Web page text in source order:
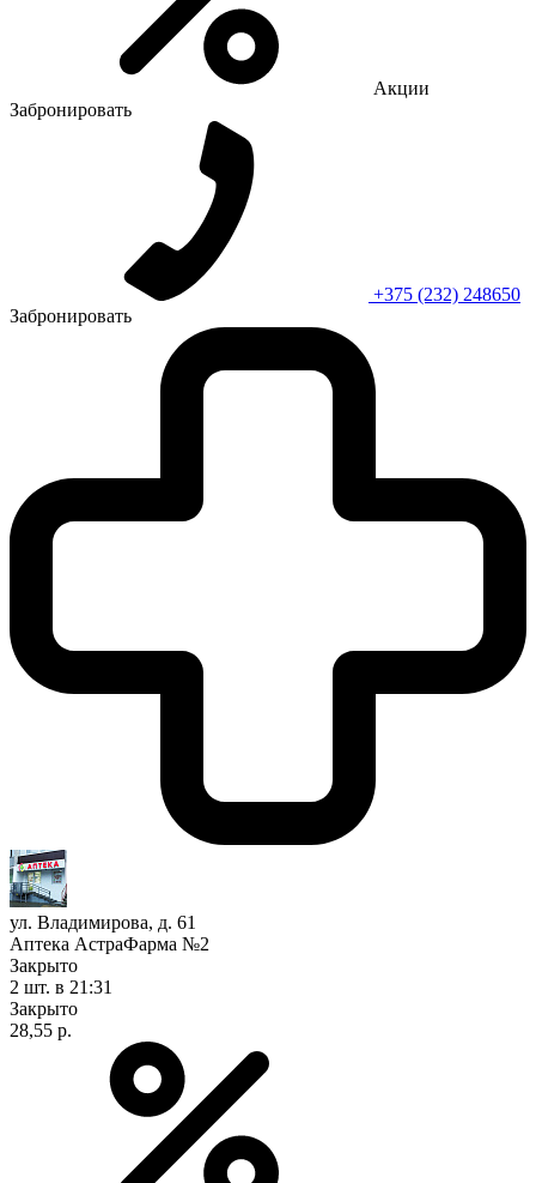
Акции
Забронировать
+375 (232) 248650
Забронировать
ул. Владимирова, д. 61
Аптека АстраФарма №2
Закрыто
2 шт. в 21:31
Закрыто
28,55 р.